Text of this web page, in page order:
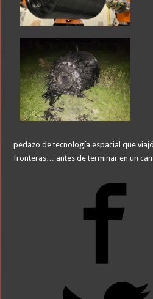
pedazo de tecnología espacial que
fronteras… antes de terminar en un